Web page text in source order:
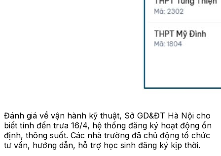
Đánh giá về vận hành kỹ thuật, Sở GD&ĐT Hà Nội cho
biết tính đến trưa 16/4, hệ thống đăng ký hoạt động ổn
định, thông suốt. Các nhà trường đã chủ động tổ chức
tư vấn, hướng dẫn, hỗ trợ học sinh đăng ký kịp thời.